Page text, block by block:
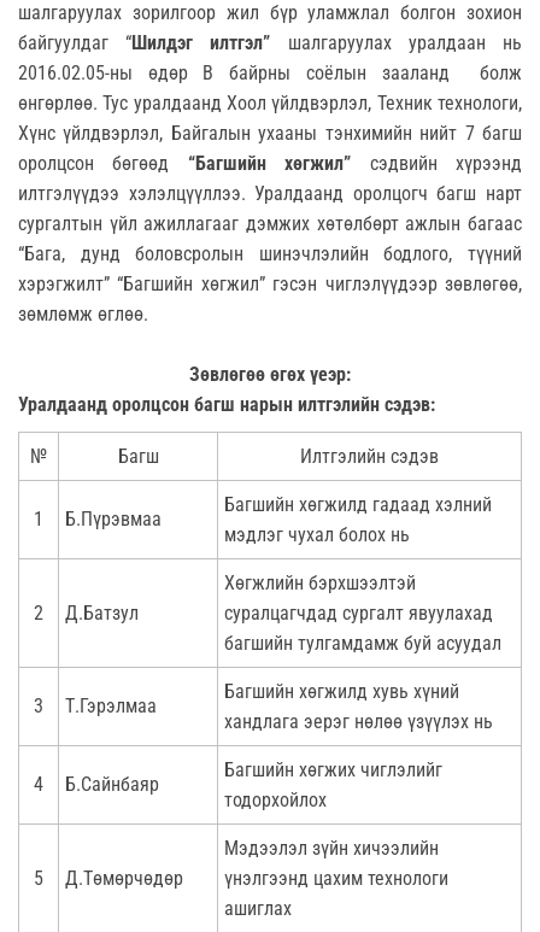
шалгаруулах зорилгоор жил бүр уламжлал болгон зохион
байгуулдаг “Шилдэг илтгэл” шалгаруулах уралдаан нь
2016.02.05-ны өдөр В байрны соёлын зааланд болж
өнгөрлөө. Тус уралдаанд Хоол үйлдвэрлэл, Техник технологи,
Хүнс үйлдвэрлэл, Байгалын ухааны тэнхимийн нийт 7 багш
оролцсон бөгөөд “Багшийн хөгжил” сэдвийн хүрээнд
илтгэлүүдээ хэлэлцүүллээ. Уралдаанд оролцогч багш нарт
сургалтын үйл ажиллагааг дэмжих хөтөлбөрт ажлын багаас
“Бага, дунд боловсролын шинэчлэлийн бодлого, түүний
хэрэгжилт” “Багшийн хөгжил” гэсэн чиглэлүүдээр зөвлөгөө,
зөмлөмж өглөө.
Зөвлөгөө өгөх үеэр:
Уралдаанд оролцсон багш нарын илтгэлийн сэдэв:
№ Багш Илтгэлийн сэдэв
1 Б.Пүрэвмаа
Багшийн хөгжилд гадаад хэлний
мэдлэг чухал болох нь
2 Д.Батзул
Хөгжлийн бэрхшээлтэй
суралцагчдад сургалт явуулахад
багшийн тулгамдамж буй асуудал
3 Т.Гэрэлмаа
Багшийн хөгжилд хувь хүний
хандлага эерэг нөлөө үзүүлэх нь
4 Б.Сайнбаяр
Багшийн хөгжих чиглэлийг
тодорхойлох
5 Д.Төмөрчөдөр
Мэдээлэл зүйн хичээлийн
үнэлгээнд цахим технологи
ашиглах